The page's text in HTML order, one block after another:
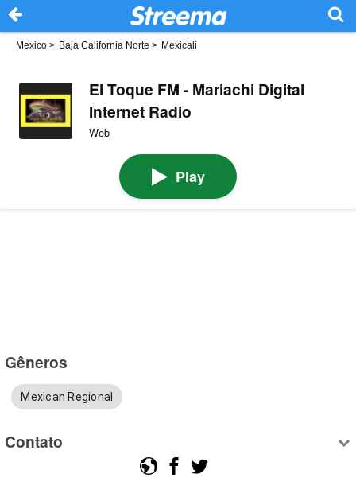
Mexico > Baja California Norte > Mexicali
El Toque FM - Mariachi Digital
Internet Radio
Web
Play
Gêneros
Mexican Regional
Contato